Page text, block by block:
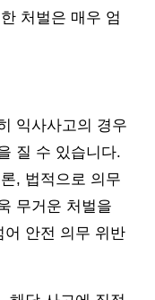
처벌은 매우 엄
익사사고의 경우
질 수 있습니다.
, 법적으로 의무
무거운 처벌을
어 안전 의무 위반